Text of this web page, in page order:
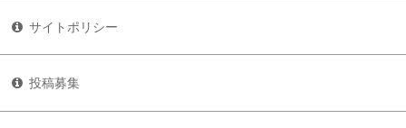
サイトポリシー
投稿募集